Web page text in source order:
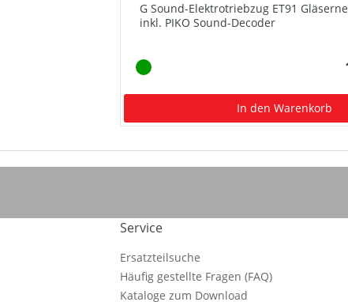
G Sound-Elektrotriebzug ET91
inkl. PIKO Sound-Decoder
In den Warenkorb
Service
Ersatzteilsuche
Häufig gestellte Fragen (FAQ)
Kataloge zum Download